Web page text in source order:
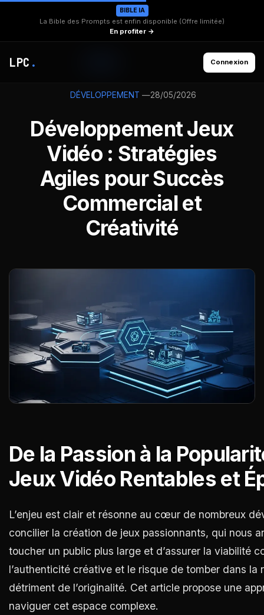
BIBLE IA
La Bible des Prompts est enfin disponible (Offre limitée)
En profiter →
LPC . Connexion
DÉVELOPPEMENT —28/05/2026
Développement Jeux
Vidéo : Stratégies
Agiles pour Succès
Commercial et
Créativité
De la Passion à la
Jeux Vidéo Rentables et
L’enjeu est clair et résonne au cœur de nombreux
concilier la création de jeux passionnants, qui nous
toucher un public plus large et d’assurer la viabilité
l’authenticité créative et le risque de tomber dans
détriment de l’originalité. Cet article propose une
naviguer cet espace complexe.